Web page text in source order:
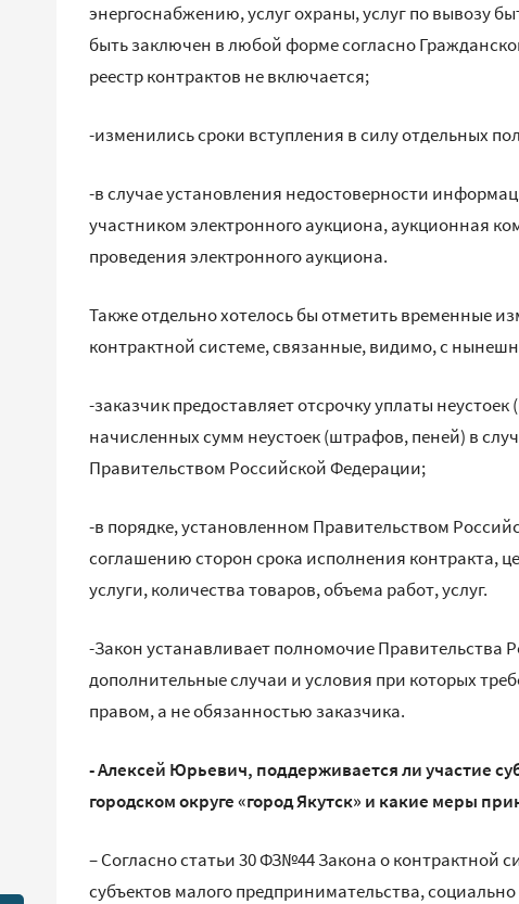
энергоснабжению, услуг охраны, услуг по вывозу
быть заключен в любой форме согласно
реестр контрактов не включается;
-изменились сроки вступления в силу отдельных
-в случае установления недостоверности
участником электронного аукциона, аукционная
проведения электронного аукциона.
Также отдельно хотелось бы отметить временные
контрактной системе, связанные, видимо, с
-заказчик предоставляет отсрочку уплаты
начисленных сумм неустоек (штрафов, пеней) в
Правительством Российской Федерации;
-в порядке, установленном Правительством
соглашению сторон срока исполнения контракта,
услуги, количества товаров, объема работ, услуг.
-Закон устанавливает полномочие Правительства
дополнительные случаи и условия при которых
правом, а не обязанностью заказчика.
- Алексей Юрьевич, поддерживается ли участие
городском округе «город Якутск» и какие меры
– Согласно статьи 30 ФЗ№44 Закона о контрактной
субъектов малого предпринимательства,